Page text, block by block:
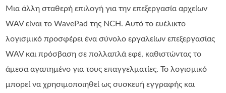
Μια άλλη σταθερή επιλογή για την επεξεργασία αρχείων
WAV είναι το WavePad της NCH. Αυτό το ευέλικτο
λογισμικό προσφέρει ένα σύνολο εργαλείων επεξεργασίας
WAV και πρόσβαση σε πολλαπλά εφέ, καθιστώντας το
άμεσα αγαπημένο για τους επαγγελματίες. Το λογισμικό
μπορεί να χρησιμοποιηθεί ως συσκευή εγγραφής και